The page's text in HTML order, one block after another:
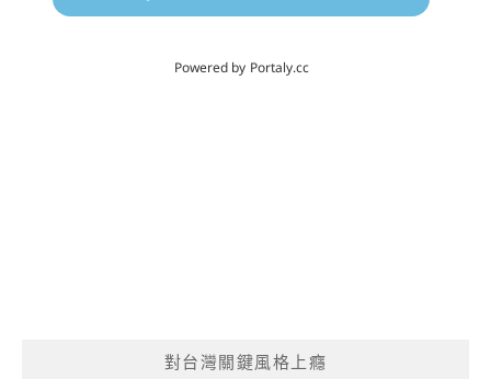
對台灣關鍵風格上癮